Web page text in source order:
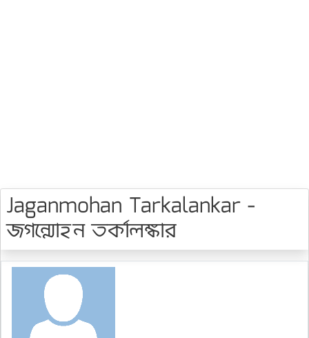
Jaganmohan Tarkalankar -
জগন্মোহন তর্কালঙ্কার